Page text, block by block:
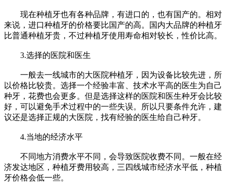
现在种植牙也有各种品牌，有进口的，也有国产的。相对
来说，进口种植牙的价格要比国产的高。国内大品牌的种植牙
比普通种植牙贵，不过种植牙使用寿命相对较长，性价比高。
3.选择的医院和医生
一般去一线城市的大医院种植牙，因为设备比较先进，所
以价格比较贵。选择一个经验丰富、技术水平高的医生为自己
种牙，花费也会更多。但是选择这样的医院和医生种牙会比较
好，可以避免手术过程中的一些失误。所以只要条件允许，建
议还是选择正规的大医院，找有经验的医生给自己种牙。
4.当地的经济水平
不同地方消费水平不同，会导致医院收费不同。一般在经
济发达地区，种植牙费用较高，三四线城市经济水平低，种植
牙价格会低一些。